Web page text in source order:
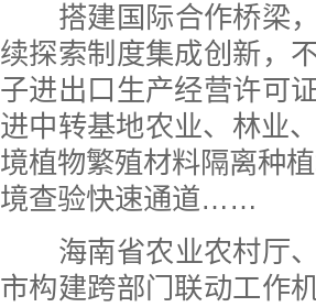
搭建国际合作桥梁
续探索制度集成创新，
子进出口生产经营许可
进中转基地农业、林业
境植物繁殖材料隔离种
境查验快速通道……
海南省农业农村厅
市构建跨部门联动工作